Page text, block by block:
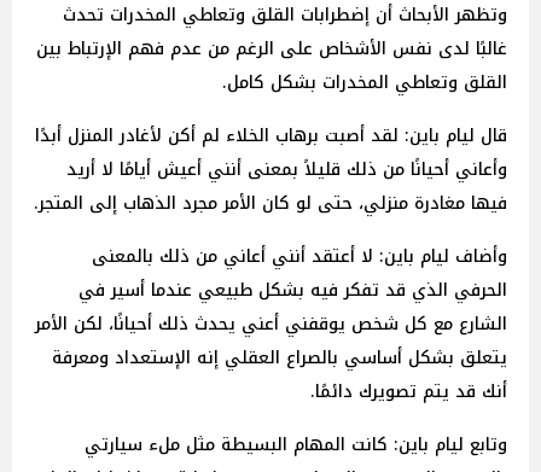
وتظهر الأبحاث أن إضطرابات القلق وتعاطي المخدرات تحدث
غالبًا لدى نفس الأشخاص على الرغم من عدم فهم الإرتباط بين
القلق وتعاطي المخدرات بشكل كامل.
قال ليام باين: لقد أصبت برهاب الخلاء لم أكن لأغادر المنزل أبدًا
وأعاني أحيانًا من ذلك قليلاً بمعنى أنني أعيش أيامًا لا أريد
فيها مغادرة منزلي، حتى لو كان الأمر مجرد الذهاب إلى المتجر.
وأضاف ليام باين: لا أعتقد أنني أعاني من ذلك بالمعنى
الحرفي الذي قد تفكر فيه بشكل طبيعي عندما أسير في
الشارع مع كل شخص يوقفني أعني يحدث ذلك أحيانًا، لكن الأمر
يتعلق بشكل أساسي بالصراع العقلي إنه الإستعداد ومعرفة
أنك قد يتم تصويرك دائمًا.
وتابع ليام باين: كانت المهام البسيطة مثل ملء سيارتي